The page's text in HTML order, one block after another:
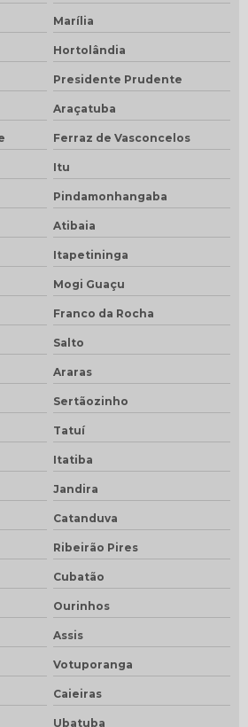
Marília
Hortolândia
Presidente Prudente
Araçatuba
Ferraz de Vasconcelos
Itu
Pindamonhangaba
Atibaia
Itapetininga
Mogi Guaçu
Franco da Rocha
Salto
Araras
Sertãozinho
Tatuí
Itatiba
Jandira
Catanduva
Ribeirão Pires
Cubatão
Ourinhos
Assis
Votuporanga
Caieiras
Ubatuba